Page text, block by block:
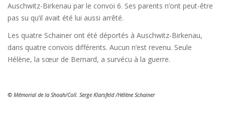
Auschwitz-Birkenau par le convoi 6. Ses parents n’ont peut-être
pas su qu’il avait été lui aussi arrêté.
Les quatre Schainer ont été déportés à Auschwitz-Birkenau,
dans quatre convois différents. Aucun n’est revenu. Seule
Hélène, la sœur de Bernard, a survécu à la guerre.
© Mémorial de la Shoah/Coll. Serge Klarsfeld /Hélène Schainer